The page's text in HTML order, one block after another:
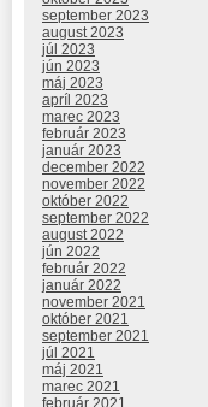
september 2023
august 2023
júl 2023
jún 2023
máj 2023
apríl 2023
marec 2023
február 2023
január 2023
december 2022
november 2022
október 2022
september 2022
august 2022
jún 2022
február 2022
január 2022
november 2021
október 2021
september 2021
júl 2021
máj 2021
marec 2021